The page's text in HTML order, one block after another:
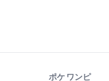
ポケ ワンピ